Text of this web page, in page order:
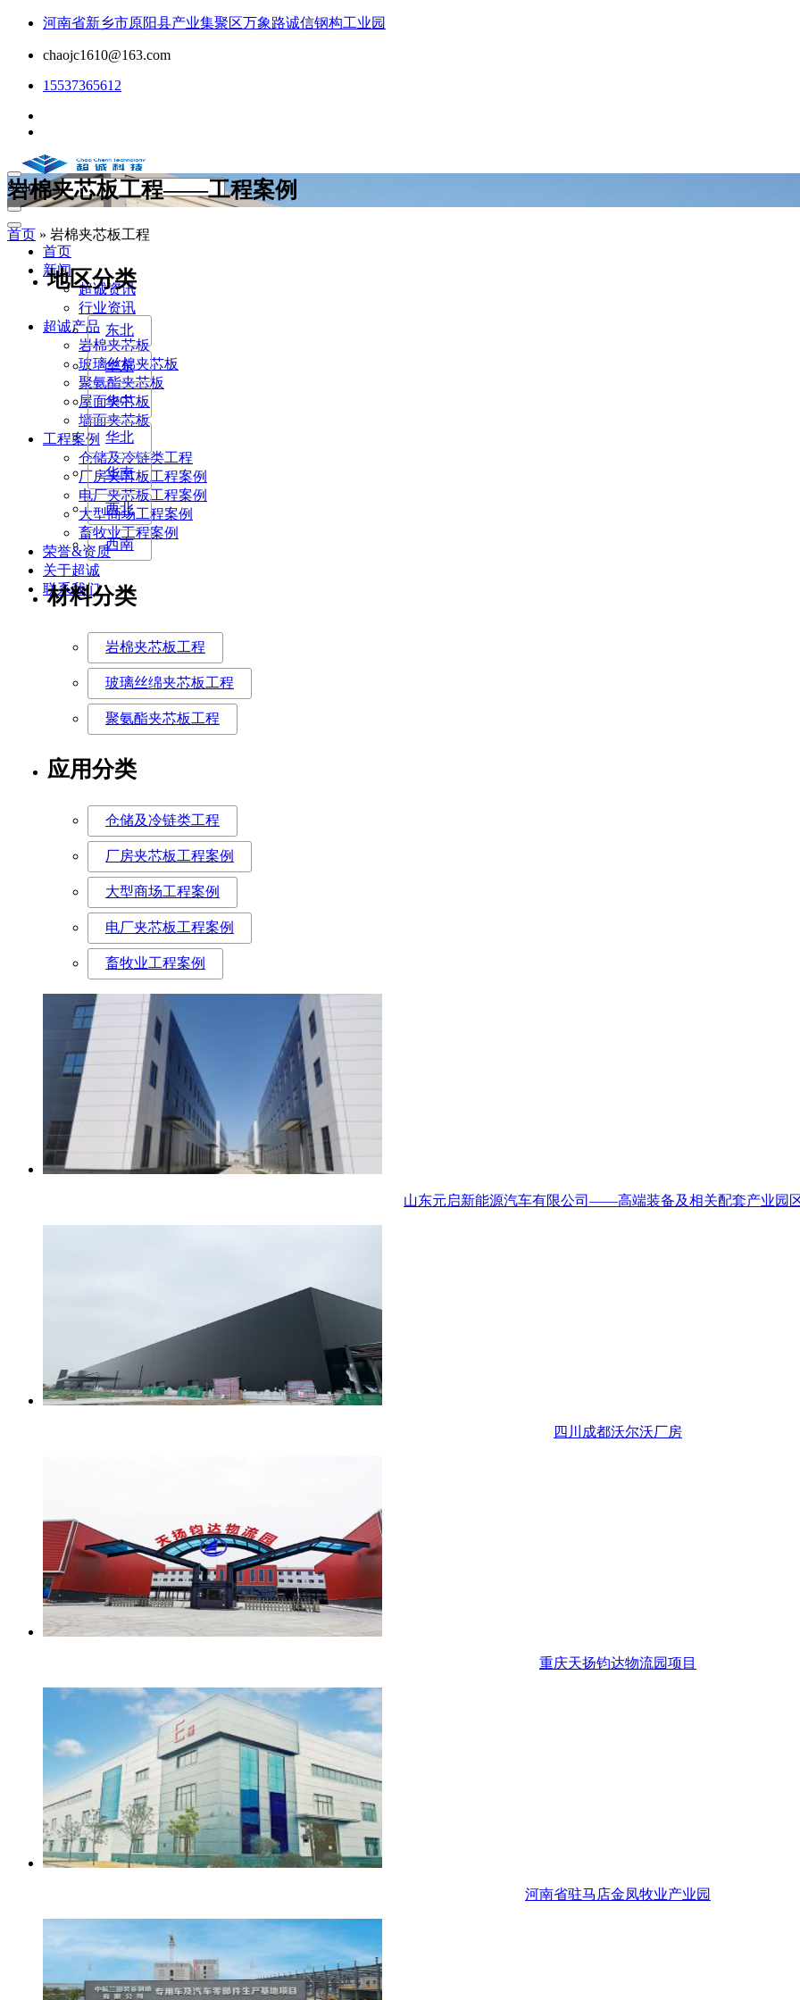
河南省新乡市原阳县产业集聚区万象路诚信钢构工业园
chaojc1610@163.com
15537365612
Search...
首页
新闻
超诚资讯
行业资讯
超诚产品
岩棉夹芯板
玻璃丝棉夹芯板
聚氨酯夹芯板
屋面夹芯板
墙面夹芯板
工程案例
仓储及冷链类工程
厂房夹芯板工程案例
电厂夹芯板工程案例
大型商场工程案例
畜牧业工程案例
荣誉&资质
关于超诚
联系我们
岩棉夹芯板工程——工程案例
首页 » 岩棉夹芯板工程
地区分类
东北
华东
华中
华北
华南
西北
西南
材料分类
岩棉夹芯板工程
玻璃丝绵夹芯板工程
聚氨酯夹芯板工程
应用分类
仓储及冷链类工程
厂房夹芯板工程案例
大型商场工程案例
电厂夹芯板工程案例
畜牧业工程案例
山东元启新能源汽车有限公司——高端装备及相关配套产业园
四川成都沃尔沃厂房
重庆天扬钧达物流园项目
河南省驻马店金凤牧业产业园